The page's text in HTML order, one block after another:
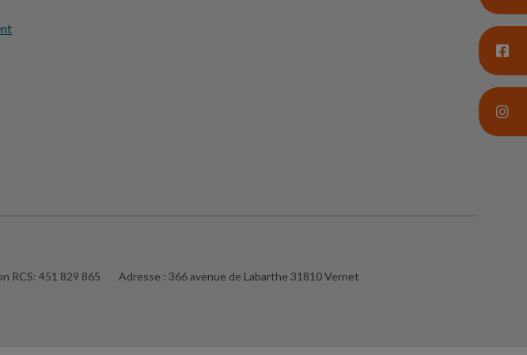
RCS: 451 829 865 Adresse : 366 avenue de Labarthe 31810 Vernet